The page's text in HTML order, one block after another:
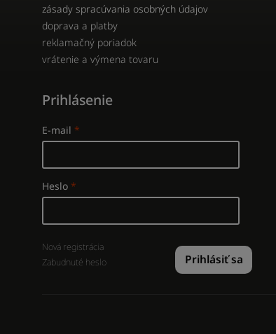
zásady spracúvania osobných údajov
doprava a platby
reklamačný poriadok
vrátenie a výmena tovaru
Prihlásenie
E-mail
Heslo
Prihlásiť sa
Nová registrácia
Zabudnuté heslo